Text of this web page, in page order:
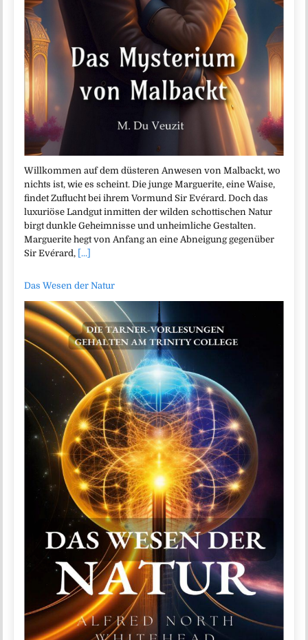
Willkommen auf dem düsteren Anwesen von Malbackt, wo
nichts ist, wie es scheint. Die junge Marguerite, eine Waise,
findet Zuflucht bei ihrem Vormund Sir Evérard. Doch das
luxuriöse Landgut inmitten der wilden schottischen Natur
birgt dunkle Geheimnisse und unheimliche Gestalten.
Marguerite hegt von Anfang an eine Abneigung gegenüber
Sir Evérard, [...]
Das Wesen der Natur